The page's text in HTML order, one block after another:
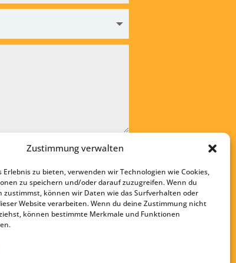
Zustimmung verwalten
Erlebnis zu bieten, verwenden wir Technologien wie Cookies,
zu speichern und/oder darauf zuzugreifen. Wenn du
zustimmst, können wir Daten wie das Surfverhalten oder
Website verarbeiten. Wenn du deine Zustimmung nicht
können bestimmte Merkmale und Funktionen
Datenschutzvereinbarung